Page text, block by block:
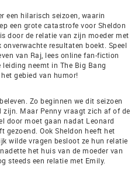
een hilarisch seizoen, waarin
een grote catastrofe voor Sheldon
door de relatie van zijn moeder met
onverwachte resultaten boekt. Speel
van Raj, lees online fan-fiction
neemt in The Big Bang
gebied van humor!
Zo beginnen we dit seizoen
zijn. Maar Penny vraagt zich af of de
door moet gaan nadat Leonard
gezoend. Ook Sheldon heeft het
wilde vragen besloot ze hun relatie
het huis van de moeder van
steeds een relatie met Emily.